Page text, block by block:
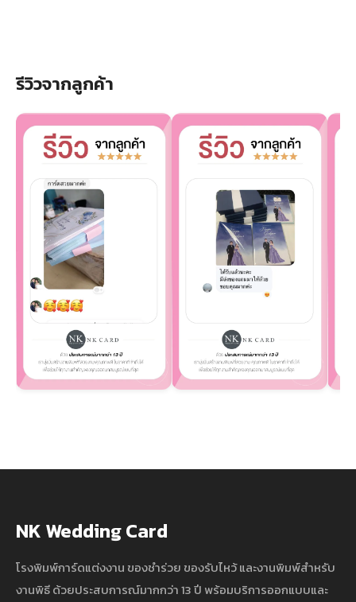
รีวิวจากลูกค้า
NK Wedding Card
โรงพิมพ์การ์ดแต่งงาน ของชำร่วย ของรับไหว้ และงานพิมพ์สำหรับ
งานพิธี ด้วยประสบการณ์มากกว่า 13 ปี พร้อมบริการออกแบบและ